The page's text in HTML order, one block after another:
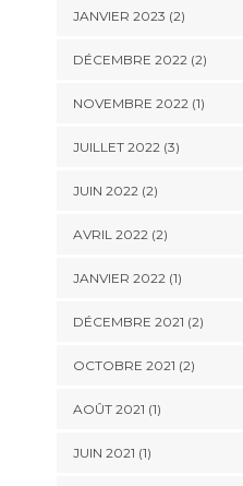
JANVIER 2023 (2)
DÉCEMBRE 2022(2)
NOVEMBRE 2022(1)
JUILLET 2022(3)
JUIN 2022(2)
AVRIL 2022(2)
JANVIER 2022(1)
DÉCEMBRE 2021 (2)
OCTOBRE 2021 (2)
AOÛT 2021 (1)
JUIN 2021 (1)